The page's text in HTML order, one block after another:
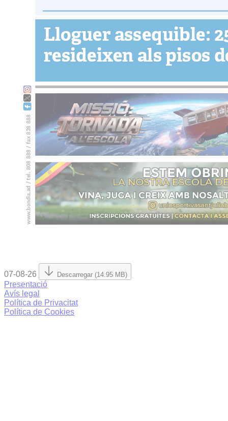
07-08-26 Descarregar (14.95 MB)
Presentació
Avís legal
Política de Privacitat
Política de Cookies